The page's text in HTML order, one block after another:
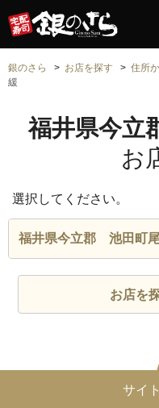
銀のさら お店を探す 住所
緩
福井県今
お
選択してください。
福井県今立郡 池田町
お店を
サイ